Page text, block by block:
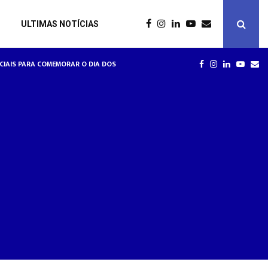
ULTIMAS NOTÍCIAS
PARA COMEMORAR O DIA DOS NAMORADOS
DE TRABALHO NA HOTELARIA FACEBOOK
INSTAGRAM
LINKEDIN